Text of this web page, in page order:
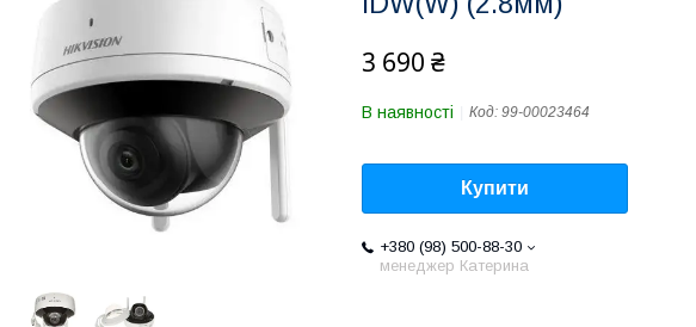
3 690 ₴
В наявності Код: 99-00023464
Купити
+380 (98) 500-88-30
менеджер Катерина